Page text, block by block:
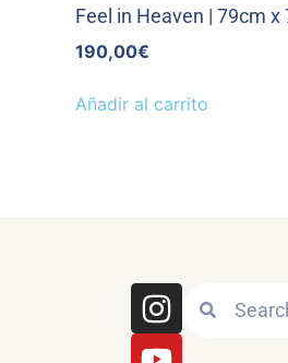
Feel in Heaven | 79cm x
190,00€
Añadir al carrito